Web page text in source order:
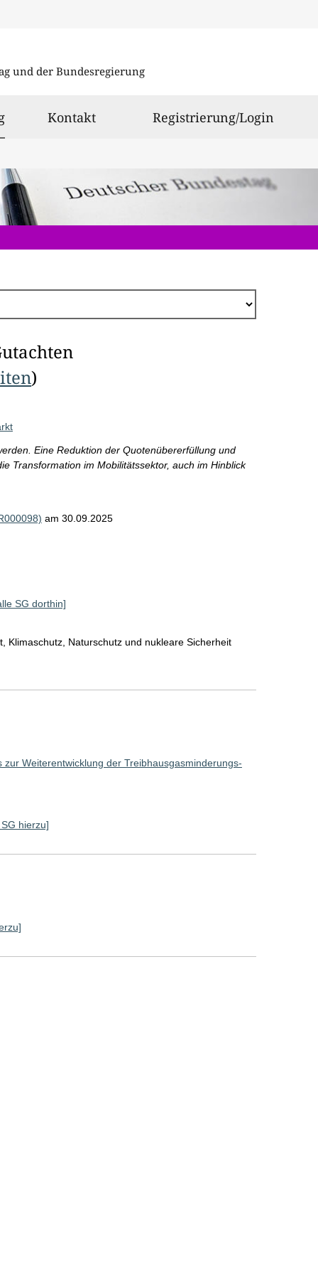
und der Bundesregierung
ausgewählt
Kontakt Registrierung/Login
)
Eine Reduktion der Quotenübererfüllung und
Transformation im Mobilitätssektor, auch im Hinblick
am 30.09.2025
SG dorthin]
Klimaschutz, Naturschutz und nukleare Sicherheit
Weiterentwicklung der Treibhausgasminderungs-
hierzu]